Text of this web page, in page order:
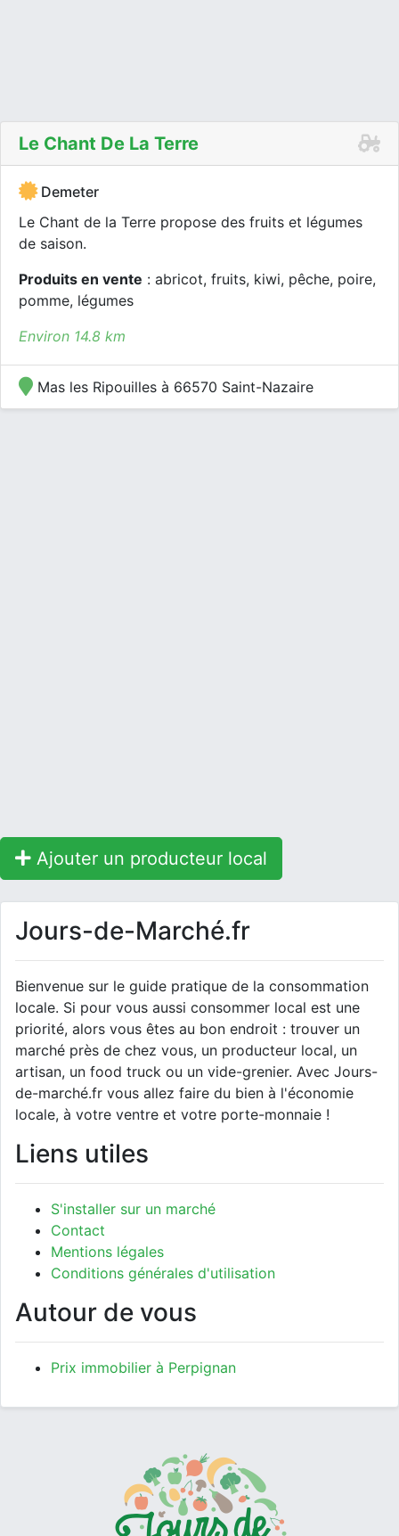
Le Chant De La Terre
Demeter
Le Chant de la Terre propose des fruits et légumes
de saison.
Produits en vente : abricot, fruits, kiwi, pêche, poire,
pomme, légumes
Environ 14.8 km
Mas les Ripouilles à 66570 Saint-Nazaire
Ajouter un producteur local
Jours-de-Marché.fr
Bienvenue sur le guide pratique de la consommation
locale. Si pour vous aussi consommer local est une
priorité, alors vous êtes au bon endroit : trouver un
marché près de chez vous, un producteur local, un
artisan, un food truck ou un vide-grenier. Avec Jours-
de-marché.fr vous allez faire du bien à l'économie
locale, à votre ventre et votre porte-monnaie !
Liens utiles
S'installer sur un marché
Contact
Mentions légales
Conditions générales d'utilisation
Autour de vous
Prix immobilier à Perpignan